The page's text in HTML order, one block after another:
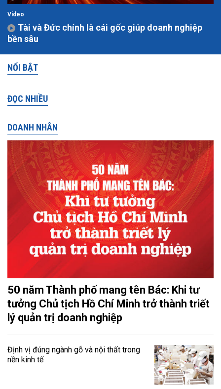
Video
Tài và Đức chính là cái gốc giúp doanh nghiệp
bền sâu
NỔI BẬT
ĐỌC NHIỀU
DOANH NHÂN
50 năm Thành phố mang tên Bác: Khi tư
tưởng Chủ tịch Hồ Chí Minh trở thành triết
lý quản trị doanh nghiệp
Định vị đúng ngành gỗ và nội thất trong
nền kinh tế